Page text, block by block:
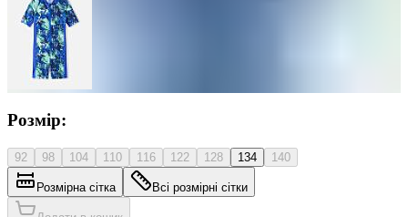
Розмір:
92 98 104 110 116 122 128 134 140
Розмірна сітка Всі розмірні сітки